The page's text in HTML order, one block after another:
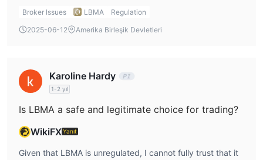
authority, I have no assurance that my funds are safe or
the limited information available about LBMA’s trading
cost-effectiveness. The lack of clarity on these points
increases the potential for unexpected costs, making me
hesitant to trade with them. For a safer and more
transparent experience, I would typically prefer regulated
brokers.
Broker Issues LBMA
Regulation
2025-06-12
Amerika Birleşik Devletleri
Karoline Hardy
1-2 yıl
Is LBMA a safe and legitimate choice for trading?
WikiFXYanıt
Given that LBMA is unregulated, I cannot fully trust that it